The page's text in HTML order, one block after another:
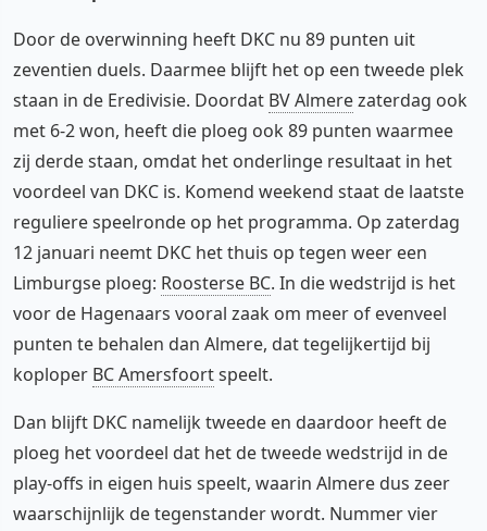
Door de overwinning heeft DKC nu 89 punten uit
zeventien duels. Daarmee blijft het op een tweede plek
staan in de Eredivisie. Doordat BV Almerezaterdag ook
met 6-2 won, heeft die ploeg ook 89 punten waarmee
zij derde staan, omdat het onderlinge resultaat in het
voordeel van DKC is. Komend weekend staat de laatste
reguliere speelronde op het programma. Op zaterdag
12 januari neemt DKC het thuis op tegen weer een
Limburgse ploeg: Roosterse BC. In die wedstrijd is het
voor de Hagenaars vooral zaak om meer of evenveel
punten te behalen dan Almere, dat tegelijkertijd bij
koploper BC Amersfoortspeelt.
Dan blijft DKC namelijk tweede en daardoor heeft de
ploeg het voordeel dat het de tweede wedstrijd in de
play-offs in eigen huis speelt, waarin Almere dus zeer
waarschijnlijk de tegenstander wordt. Nummer vier